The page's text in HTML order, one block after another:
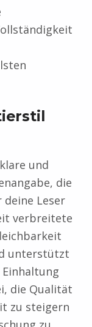
und
die
Leser
verbreitete
unterstützt
die Qualität
zu steigern